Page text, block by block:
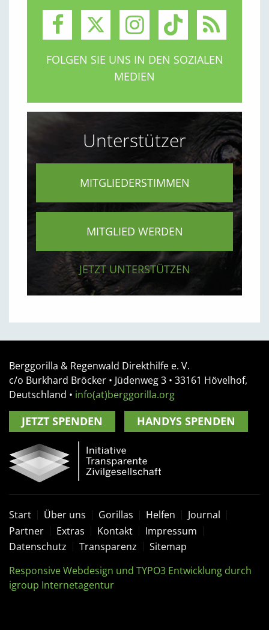
FOLGEN SIE UNS IN DEN SOZIALEN
MEDIEN
Unterstützer
MITGLIEDERSTIMMEN
MITGLIED WERDEN
JETZT UNTERSTÜTZEN
Berggorilla & Regenwald Direkthilfe e. V.
c/o Burkhard Bröcker • Jüdenweg 3 • 33161 Hövelhof,
Deutschland • info(at)berggorilla.org
JETZT SPENDEN HANDYS SPENDEN
Start Über uns Gorillas Helfen
Journal
Partner
Extras Kontakt
Impressum
Datenschutz
Transparenz
Sitemap
Responsive Webdesign und TYPO3 Entwicklung durch
igroup Internetagentur